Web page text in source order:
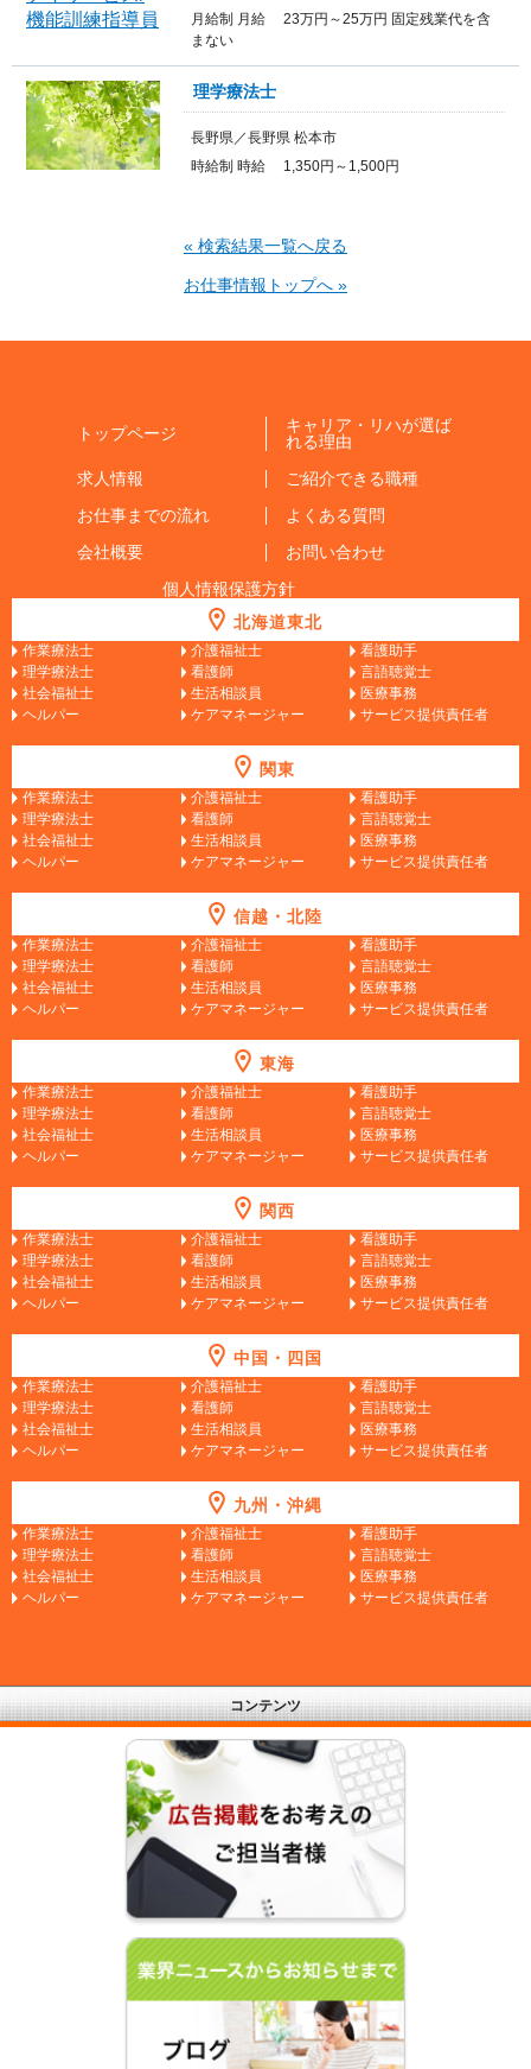
月給制 月給 23万円～25万円 固定残業代を含
まない
理学療法士
長野県／長野県 松本市
時給制 時給 1,350円～1,500円
« 検索結果一覧へ戻る
お仕事情報トップへ »
トップページ
キャリア・リハが選ば
れる理由
求人情報
ご紹介できる職種
お仕事までの流れ
よくある質問
会社概要
お問い合わせ
個人情報保護方針
北海道東北
作業療法士 介護福祉士
看護助手
理学療法士
看護師
言語聴覚士
社会福祉士
生活相談員
医療事務
ヘルパー
ケアマネージャー サービス提供責任者
関東
作業療法士 介護福祉士
看護助手
理学療法士
看護師
言語聴覚士
社会福祉士
生活相談員
医療事務
ヘルパー
ケアマネージャー サービス提供責任者
信越・北陸
作業療法士 介護福祉士
看護助手
理学療法士
看護師
言語聴覚士
社会福祉士
生活相談員
医療事務
ヘルパー
ケアマネージャー サービス提供責任者
東海
作業療法士 介護福祉士
看護助手
理学療法士
看護師
言語聴覚士
社会福祉士
生活相談員
医療事務
ヘルパー
ケアマネージャー サービス提供責任者
関西
作業療法士 介護福祉士
看護助手
理学療法士
看護師
言語聴覚士
社会福祉士
生活相談員
医療事務
ヘルパー
ケアマネージャー サービス提供責任者
中国・四国
作業療法士 介護福祉士
看護助手
理学療法士
看護師
言語聴覚士
社会福祉士
生活相談員
医療事務
ヘルパー
ケアマネージャー サービス提供責任者
九州・沖縄
作業療法士 介護福祉士
看護助手
理学療法士
看護師
言語聴覚士
社会福祉士
生活相談員
医療事務
ヘルパー
ケアマネージャー サービス提供責任者
コンテンツ